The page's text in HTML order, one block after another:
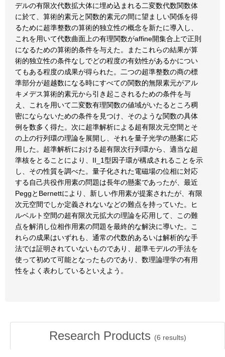
デルの有限次代数拡大体に埋め込まれる二変数代数関数体
に於て、算術的素元と関数的素元の間に望ましい関係を得
るために超準整数の算術的独立性の概念を新たに導入し、
これを用いて代数曲面上の有理関数がaffine開集合上で正則
になるための算術的条件を与えた。またこれらの結果が算
術的独立性の条件なしでどの程度の有効性があるかについ
てもある程度の成果が得られた。二つの超準整数の商の標
準部分が超越数になる時にすべての関数的無限素元がアル
キメデス算術的素元から引き起こされるための条件を与
え、これを用いて二変数有理関数の値域がいたるところ稠
密にならないための条件を見つけ、そのような関数の具体
例を数多く得た。次に超準解析による超有限次元空間とそ
の上の行列環の理論を展開し、それを量子光学の懸案に応
用した。超準解析における超有限次行列環から、適当な超
準核をとることにより、II_1型因子環が構成されることを示
し、その性質を調べた。量子化された電磁場の位相に対応
する自己共役作用素の問題は長年の懸案であったが、最近
PeggとBernettにより、新しい作用素が提案されたが、有限
次元空間でしか定義されないなどの難点を持っていた。ヒ
ルベルト空間の超有限次元拡大の理論を応用して、この難
点を解消し位相作用素の問題を最終的な解決に導いた。こ
れらの成果はいずれも、通常の代数的あるいは解析的な手
法では証明されていないものであり、超準モデルの手法を
使って初めて可能となったものであり、数理論理学の有用
性をよく表わしているといえよう。
Research Products (6 results)